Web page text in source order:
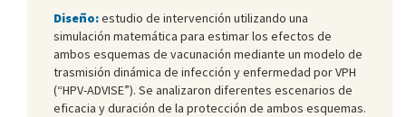
Diseño:estudio de intervención utilizando una
simulación matemática para estimar los efectos de
ambos esquemas de vacunación mediante un modelo de
trasmisión dinámica de infección y enfermedad por VPH
(“HPV-ADVISE”). Se analizaron diferentes escenarios de
eficacia y duración de la protección de ambos esquemas.